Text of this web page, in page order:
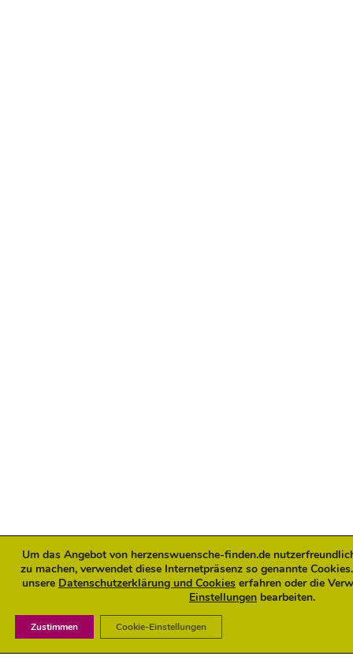
Um das Angebot von herzenswuensche-finden.de
zu machen, verwendet diese Internetpräsenz so genannte
unsere Datenschutzerklärung und Cookies erfahren oder die
Einstellungen bearbeiten.
Zustimmen Cookie-Einstellungen